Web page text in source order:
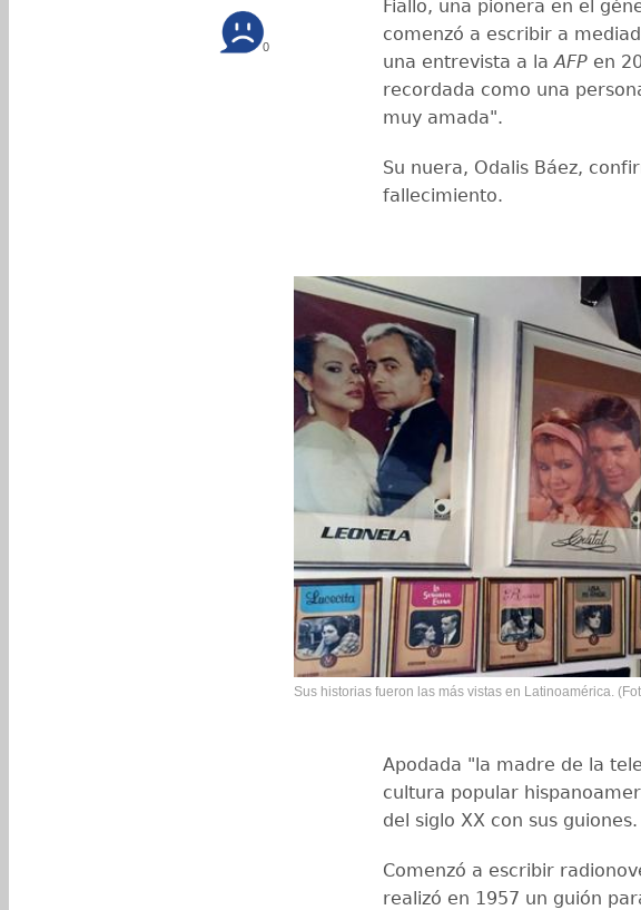
0
Fiallo, una pionera en el
comenzó a escribir a
una entrevista a laAFP en
recordada como una
muy amada".
Su nuera, Odalis Báez,
fallecimiento.
Sus historias fueron las más vistas en Latinoamérica.
Apodada "la madre de la
cultura popular
del siglo XX con sus guiones.
Comenzó a escribir
realizó en 1957 un guión